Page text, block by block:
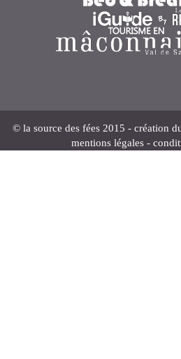
© la source des fées 2015 - création
mentions légales-